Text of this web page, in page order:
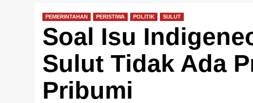
PEMERINTAHAN PERISTIWA POLITIK SULUT
Soal Isu
Sulut Tidak Ada
Pribumi